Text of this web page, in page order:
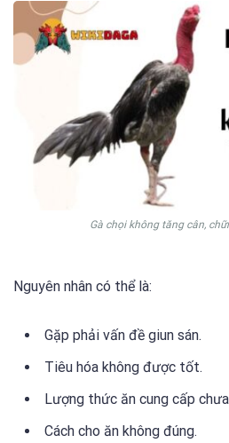
Gà chọi không tăng cân,
Nguyên nhân có thể là:
Gặp phải vấn đề giun sán.
Tiêu hóa không được tốt.
Lượng thức ăn cung cấp
Cách cho ăn không đúng.